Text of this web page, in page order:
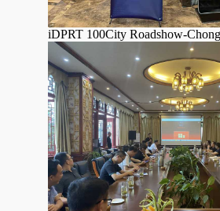
iDPRT 100City Roadshow-